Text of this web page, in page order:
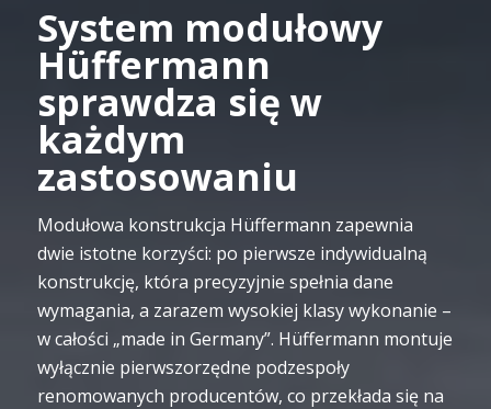
System modułowy
Hüffermann
sprawdza się w
każdym
zastosowaniu
Modułowa konstrukcja Hüffermann zapewnia
dwie istotne korzyści: po pierwsze indywidualną
konstrukcję, która precyzyjnie spełnia dane
wymagania, a zarazem wysokiej klasy wykonanie –
w całości „made in Germany”. Hüffermann montuje
wyłącznie pierwszorzędne podzespoły
renomowanych producentów, co przekłada się na